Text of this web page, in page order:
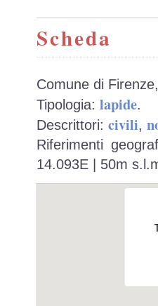
Scheda
Comune di
Tipologia: lapide.
Descrittori: civili,
Riferimenti
14.093E | 50m